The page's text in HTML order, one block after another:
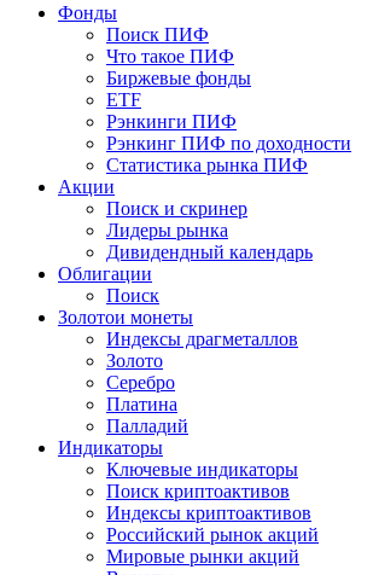
Фонды
Поиск ПИФ
Что такое ПИФ
Биржевые фонды
ETF
Рэнкинги ПИФ
Рэнкинг ПИФ по доходности
Статистика рынка ПИФ
Акции
Поиск и скринер
Лидеры рынка
Дивидендный календарь
Облигации
Поиск
Золотои монеты
Индексы драгметаллов
Золото
Серебро
Платина
Палладий
Индикаторы
Ключевые индикаторы
Поиск криптоактивов
Индексы криптоактивов
Российский рынок акций
Мировые рынки акций